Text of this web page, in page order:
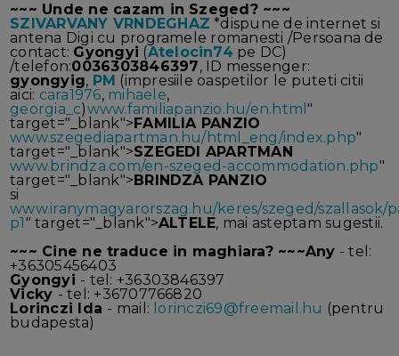
~~~ Unde ne cazam in Szeged? ~~~
SZIVARVANY VRNDEGHAZ *dispune de internet si
antena Digi cu programele romanesti /Persoana de
contact: Gyongyi (Atelocin74pe DC)
/telefon:0036303846397, ID messenger:
gyongyig, PM (impresiile oaspetilor le puteti citii
aici: cara1976, mihaele,
georgia_c)www.familiapanzio.hu/en.html "
target="_blank">FAMILIA PANZIO
www.szegediapartman.hu/html_eng/index.php"
target="_blank">SZEGEDI APARTMAN
www.brindza.com/en-szeged-accommodation.php"
target="_blank">BRINDZA PANZIO
si
www.iranymagyarorszag.hu/keres/szeged/szallasok/
p1 " target="_blank">ALTELE, mai asteptam sugestii.
~~~ Cine ne traduce in maghiara? ~~~Any - tel:
+36305456403
Gyongyi - tel: +36303846397
Vicky - tel: +36707766820
Lorinczi Ida - mail: lorinczi69@freemail.hu (pentru
budapesta)